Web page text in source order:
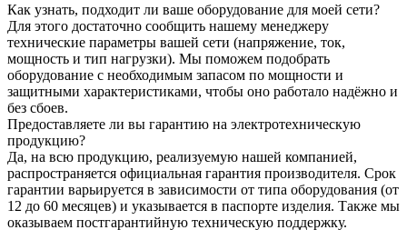
Как узнать, подходит ли ваше оборудование для моей сети?
Для этого достаточно сообщить нашему менеджеру
технические параметры вашей сети (напряжение, ток,
мощность и тип нагрузки). Мы поможем подобрать
оборудование с необходимым запасом по мощности и
защитными характеристиками, чтобы оно работало надёжно и
без сбоев.
Предоставляете ли вы гарантию на электротехническую
продукцию?
Да, на всю продукцию, реализуемую нашей компанией,
распространяется официальная гарантия производителя. Срок
гарантии варьируется в зависимости от типа оборудования (от
12 до 60 месяцев) и указывается в паспорте изделия. Также мы
оказываем постгарантийную техническую поддержку.